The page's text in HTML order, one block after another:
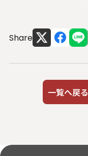
Share
一覧へ戻る